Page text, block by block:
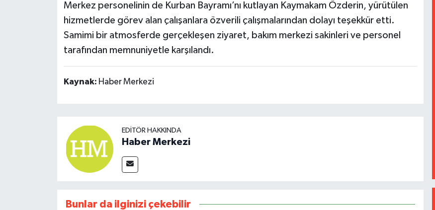
Merkez personelinin de Kurban Bayramı’nı kutlayan Kaymakam Özderin, yürütülen
hizmetlerde görev alan çalışanlara özverili çalışmalarından dolayı teşekkür etti.
Samimi bir atmosferde gerçekleşen ziyaret, bakım merkezi sakinleri ve personel
tarafından memnuniyetle karşılandı.
Kaynak: Haber Merkezi
EDITÖR HAKKINDA
Haber Merkezi
Bunlar da ilginizi çekebilir